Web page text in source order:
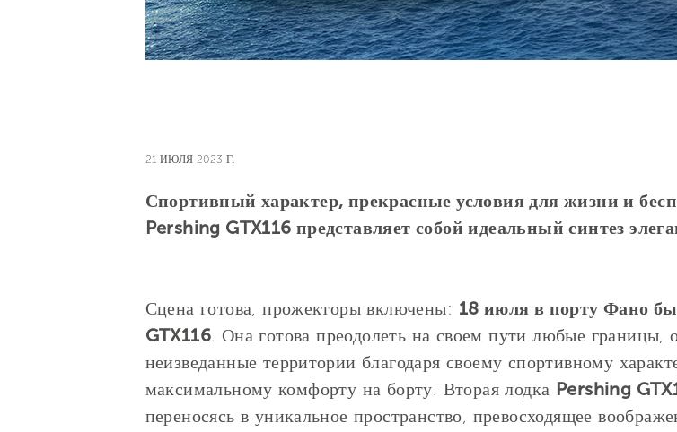
21 ИЮЛЯ 2023 Г.
Спортивный характер, прекрасные условия для жизни и
Pershing GTX116 представляет собой идеальный синтез
Сцена готова, прожекторы включены: 18 июля в порту Фано
GTX116. Она готова преодолеть на своем пути любые границы,
неизведанные территории благодаря своему спортивному
максимальному комфорту на борту. Вторая лодка Pershing
переносясь в уникальное пространство, превосходящее